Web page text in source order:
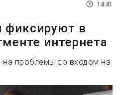
14:41
фиксируют в
интернета
на проблемы со входом на